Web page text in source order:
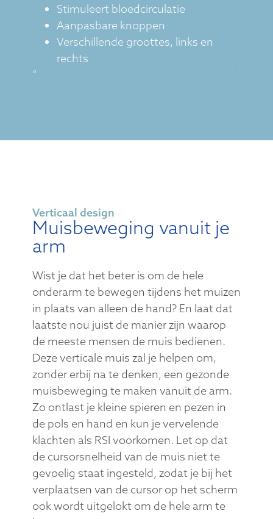
Stimuleert bloedcirculatie
Aanpasbare knoppen
Verschillende groottes, links en
rechts
“
Verticaal design
Muisbeweging vanuit je
arm
Wist je dat het beter is om de hele
onderarm te bewegen tijdens het muizen
in plaats van alleen de hand? En laat dat
laatste nou juist de manier zijn waarop
de meeste mensen de muis bedienen.
Deze verticale muis zal je helpen om,
zonder erbij na te denken, een gezonde
muisbeweging te maken vanuit de arm.
Zo ontlast je kleine spieren en pezen in
de pols en hand en kun je vervelende
klachten als RSI voorkomen. Let op dat
de cursorsnelheid van de muis niet te
gevoelig staat ingesteld, zodat je bij het
verplaatsen van de cursor op het scherm
ook wordt uitgelokt om de hele arm te